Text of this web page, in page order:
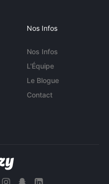
Nos Infos
Nos Infos
L'Équipe
Le Blogue
Contact